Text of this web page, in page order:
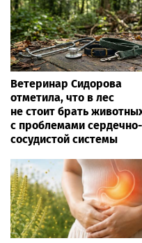
Ветеринар Сидорова
отметила, что в лес
не стоит брать
с проблемами сердечно-
сосудистой системы